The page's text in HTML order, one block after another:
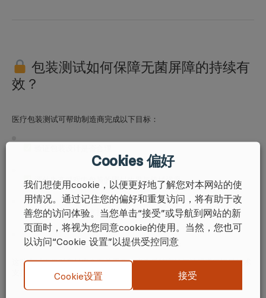
包装测试如何保障无菌屏障的持续有
效？
医疗包装测试可帮助制造商完成以下目标：
评估生产过程中包装的密封效果与机械强度
提供合规的文档支持与测试报告
保障产品在全生命周期内保持无菌隔离状态
这些测试不仅对产品安全至关重要，也为后续审计与法规遵循提供技术
Cookies 偏好
我们想使用cookie，以便更好地了解您对本网站的使
用情况。通过记住您的偏好和重复访问，将有助于改
善您的访问体验。当您单击“接受”或导航到网站的新
页面时，将视为您同意cookie的使用。当然，您也可
以访问“Cookie 设置”以提供受控同意
Cookie设置 接受